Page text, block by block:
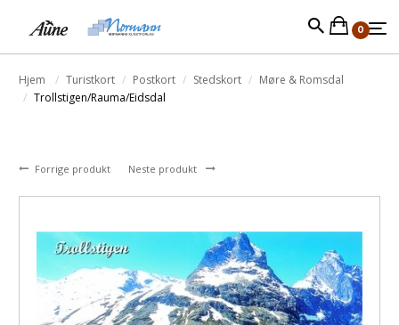
0
Hjem Turistkort Postkort Stedskort
Møre & Romsdal
Trollstigen/Rauma/Eidsdal
Forrige produkt Neste produkt